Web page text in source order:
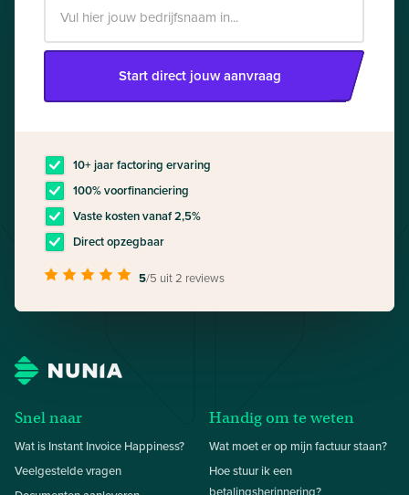
Start direct jouw aanvraag
10+ jaar factoring ervaring
100% voorfinanciering
Vaste kosten vanaf 2,5%
Direct opzegbaar
5/5 uit 2 reviews
Snel naar
Wat is Instant Invoice Happiness?
Veelgestelde vragen
Handig om te weten
Wat moet er op mijn factuur staan?
Hoe stuur ik een